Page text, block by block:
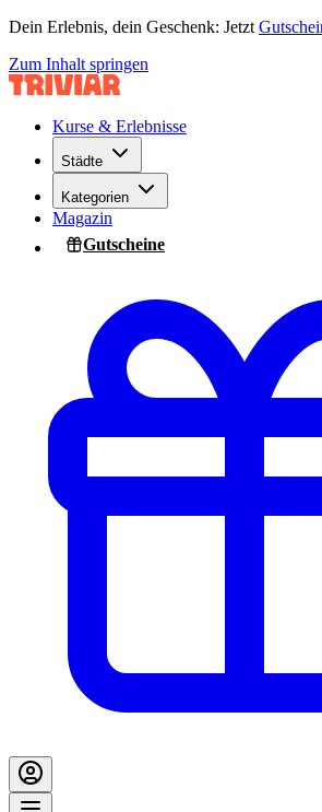
Dein Erlebnis, dein Geschenk: Jetzt
Zum Inhalt springen
Kurse & Erlebnisse
Städte
Kategorien
Magazin
Gutscheine